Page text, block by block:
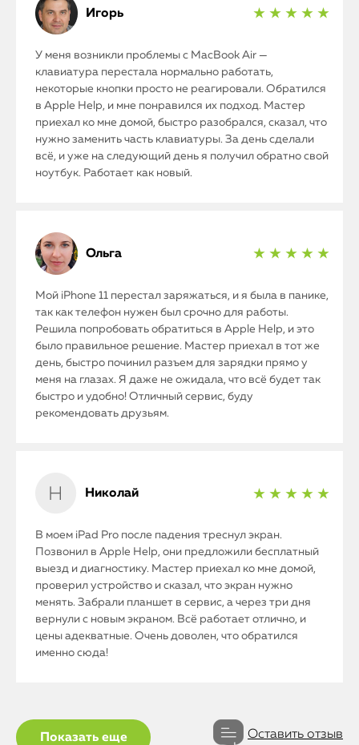
Игорь ★ ★ ★ ★ ★
У меня возникли проблемы с MacBook Air —
клавиатура перестала нормально работать,
некоторые кнопки просто не реагировали. Обратился
в Apple Help, и мне понравился их подход. Мастер
приехал ко мне домой, быстро разобрался, сказал, что
нужно заменить часть клавиатуры. За день сделали
всё, и уже на следующий день я получил обратно свой
ноутбук. Работает как новый.
Ольга ★ ★ ★ ★ ★
Мой iPhone 11 перестал заряжаться, и я была в панике,
так как телефон нужен был срочно для работы.
Решила попробовать обратиться в Apple Help, и это
было правильное решение. Мастер приехал в тот же
день, быстро починил разъем для зарядки прямо у
меня на глазах. Я даже не ожидала, что всё будет так
быстро и удобно! Отличный сервис, буду
рекомендовать друзьям.
Николай ★ ★ ★ ★ ★
В моем iPad Pro после падения треснул экран.
Позвонил в Apple Help, они предложили бесплатный
выезд и диагностику. Мастер приехал ко мне домой,
проверил устройство и сказал, что экран нужно
менять. Забрали планшет в сервис, а через три дня
вернули с новым экраном. Всё работает отлично, и
цены адекватные. Очень доволен, что обратился
именно сюда!
Показать еще Оставить отзыв